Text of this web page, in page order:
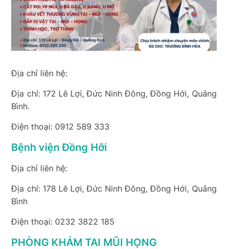
Địa chỉ liên hệ:
Địa chỉ: 172 Lê Lợi, Đức Ninh Đông, Đồng Hới, Quảng
Bình.
Điện thoại: 0912 589 333
Bệnh viện Đồng Hỡi
Địa chỉ liên hệ:
Địa chỉ: 178 Lê Lợi, Đức Ninh Đông, Đồng Hới, Quảng
Bình
Điện thoại: 0232 3822 185
PHÒNG KHÁM TAI MŨI HỌNG